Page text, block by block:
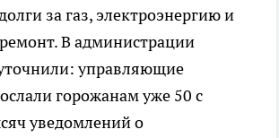
за газ, электроэнергию и
В администрации
управляющие
горожанам уже 50 с
уведомлений о